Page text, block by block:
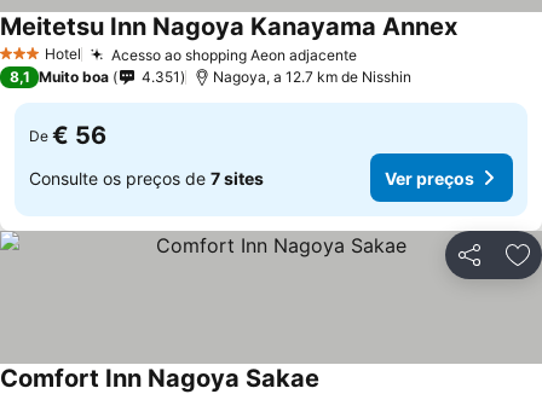
3 EstrelasHotel Acesso ao shopping Aeon adjacente
Meitetsu Inn Nagoya Kanayama Annex
8,1 Muito boa 4.351 Nagoya, a 12.7 km de Nisshin
De € 56
Consulte os preços de 7 sites Ver preços
Partilhar
Comfort Inn Nagoya Sakae